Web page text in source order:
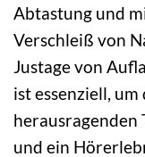
Abtastung und
Verschleiß von
Justage von
ist essenziell,
herausragenden
und ein